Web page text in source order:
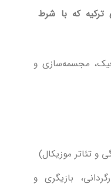
که با شرط
مجسمه‌سازی و
و تئاتر موزیکال)
بازیگری و